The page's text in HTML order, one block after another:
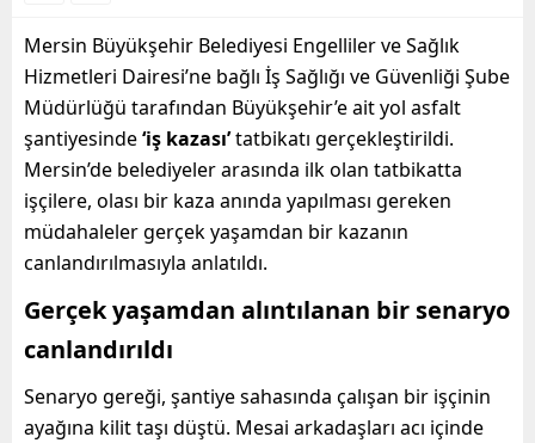
Mersin Büyükşehir Belediyesi Engelliler ve Sağlık
Hizmetleri Dairesi’ne bağlı İş Sağlığı ve Güvenliği Şube
Müdürlüğü tarafından Büyükşehir’e ait yol asfalt
şantiyesinde‘iş kazası’tatbikatı gerçekleştirildi.
Mersin’de belediyeler arasında ilk olan tatbikatta
işçilere, olası bir kaza anında yapılması gereken
müdahaleler gerçek yaşamdan bir kazanın
canlandırılmasıyla anlatıldı.
Gerçek yaşamdan alıntılanan bir senaryo
canlandırıldı
Senaryo gereği, şantiye sahasında çalışan bir işçinin
ayağına kilit taşı düştü. Mesai arkadaşları acı içinde